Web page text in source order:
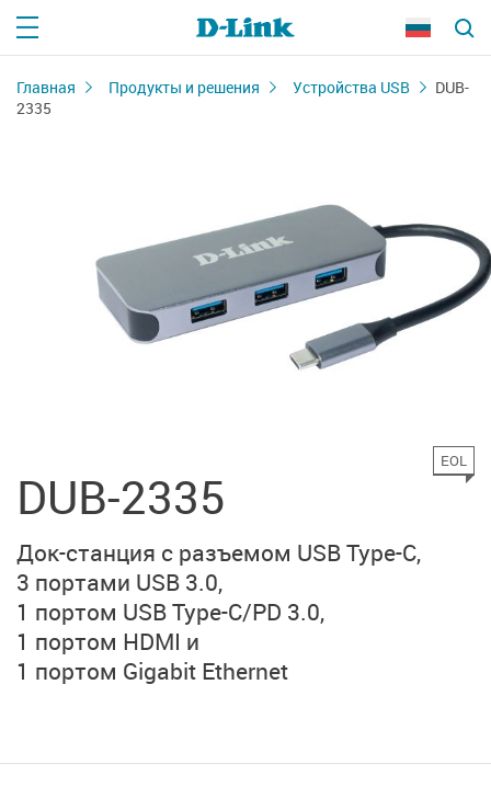
Главная Продукты и решения Устройства USB
DUB-
2335
DUB-2335
EOL
Док-станция с разъемом USB Type-C,
3 портами USB 3.0,
1 портом USB Type-C/PD 3.0,
1 портом HDMI и
1 портом Gigabit Ethernet